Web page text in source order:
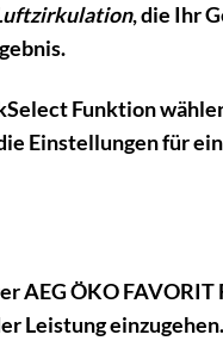
, die Ihr
Funktion
Einstellungen für ein
AEG ÖKO
Leistung einzugehen.